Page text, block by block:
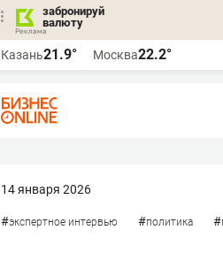
забронируй
валюту
Казань21.9° Москва22.2°
14 января 2026
#экспертное интервью #политика #